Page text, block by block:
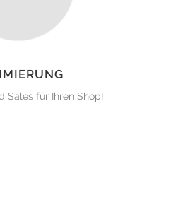
Sales für Ihren Shop!